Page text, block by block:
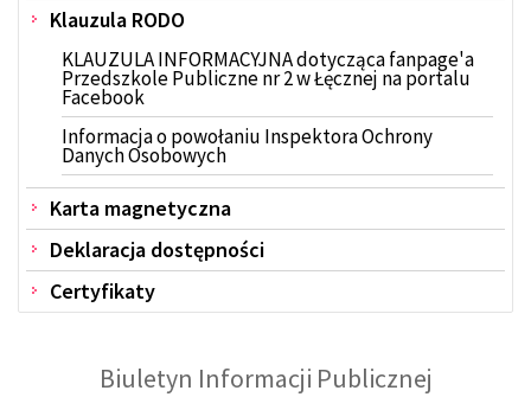
Klauzula RODO
KLAUZULA INFORMACYJNA dotycząca fanpage'a
Przedszkole Publiczne nr 2 w Łęcznej na portalu
Facebook
Informacja o powołaniu Inspektora Ochrony
Danych Osobowych
Karta magnetyczna
Deklaracja dostępności
Certyfikaty
Biuletyn Informacji Publicznej